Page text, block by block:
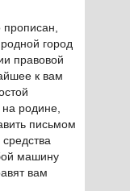
прописан,
город
правовой
к вам
на родине,
письмом
машину
вам